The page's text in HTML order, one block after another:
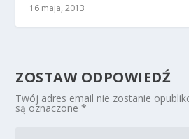
16 maja, 2013
ZOSTAW ODPOWIEDŹ
Twój adres email nie zostanie
są oznaczone*